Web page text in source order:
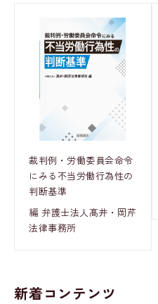
裁判例・労働委員会命令
にみる不当労働行為性の
判断基準
編 弁護士法人髙井・岡芹
法律事務所
新着コンテンツ